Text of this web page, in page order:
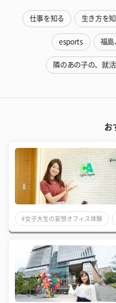
仕事を知る 生き方を
esports 福島
隣のあの子の、就
お
#女子大生の妄想オフィス体験